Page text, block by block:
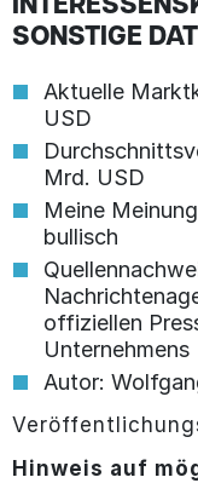
SONSTIGE
Aktuelle
USD
Mrd. USD
Meine
bullisch
offiziellen
Unternehmens
Autor:
Hinweis auf